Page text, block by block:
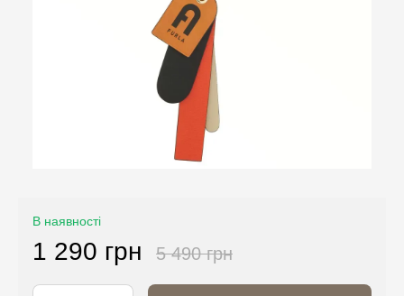
В наявності
1 290 грн 5 490 грн